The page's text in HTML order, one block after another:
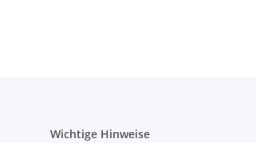
Wichtige Hinweise